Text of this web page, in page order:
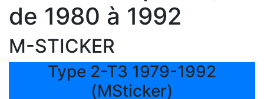
de 1980 à 1992
M-STICKER
Type 2-T3 1979-1992
(MSticker)